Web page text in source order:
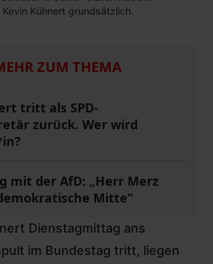
Kühnert grundsätzlich.
ZUM THEMA
tritt als SPD-
zurück. Wer wird
mit der AfD: „Herr Merz
Mitte“
Dienstagmittag ans
im Bundestag tritt, liegen